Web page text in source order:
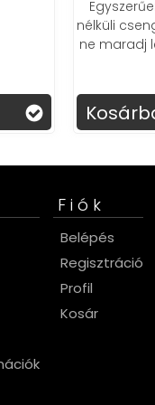
nélküli
ne maradj
Fiók
Belépés
Regisztráció
Profil
Kosár